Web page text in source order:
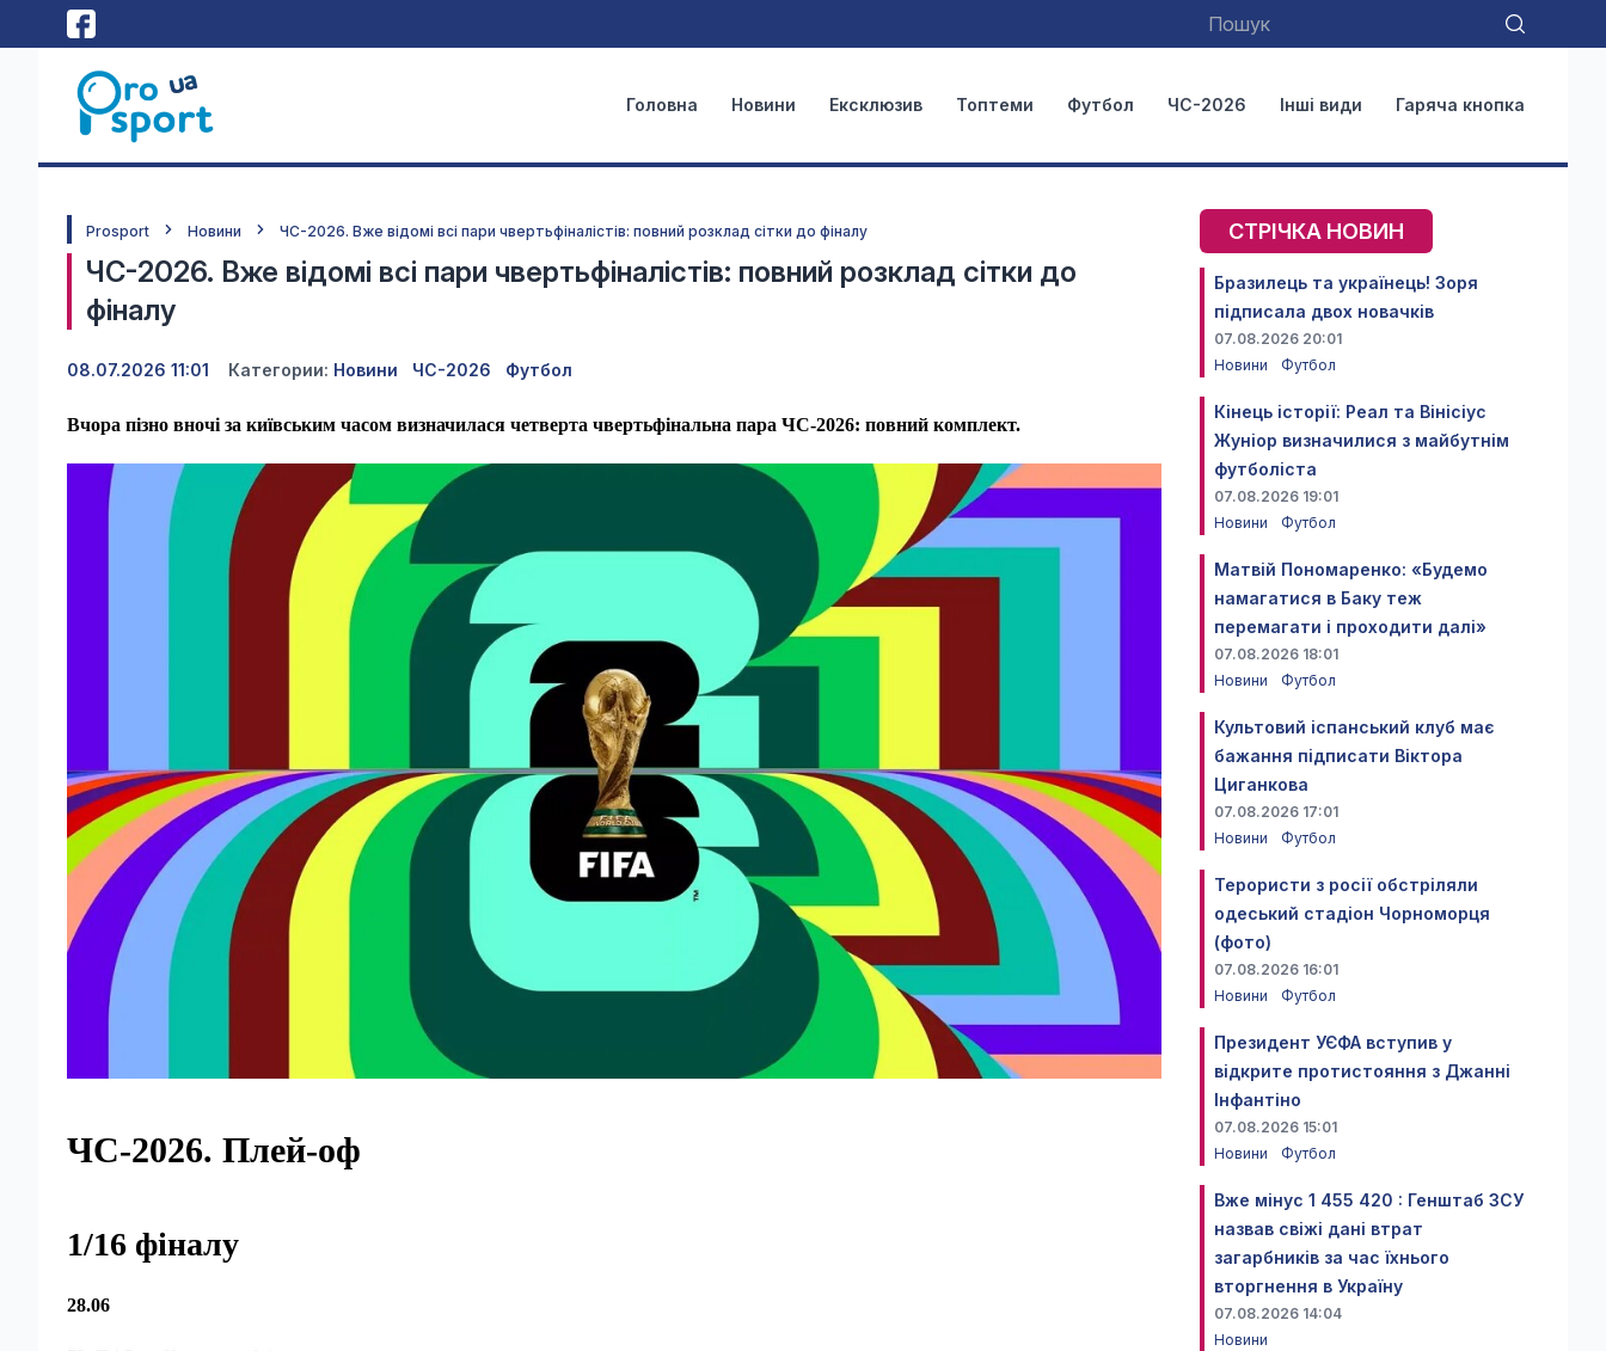
Головна Новини Ексклюзив Топтеми Футбол ЧС-2026 Інші види Гаряча кнопка
Prosport Новини ЧС-2026. Вже відомі всі пари чвертьфіналістів: повний розклад сітки до фіналу
ЧС-2026. Вже відомі всі пари чвертьфіналістів: повний розклад сітки до
фіналу
08.07.2026 11:01 Категории: Новини ЧС-2026 Футбол
Вчора пізно вночі за київським часом визначилася четверта чвертьфінальна пара ЧС-2026: повний комплект.
ЧС-2026. Плей-оф
1/16 фіналу
28.06
СТРІЧКА НОВИН
Бразилець та українець! Зоря
підписала двох новачків
07.08.2026 20:01
Новини
Футбол
Кінець історії: Реал та Вінісіус
Жуніор визначилися з майбутнім
футболіста
07.08.2026 19:01
Новини
Футбол
Матвій Пономаренко: «Будемо
намагатися в Баку теж
перемагати і проходити далі»
07.08.2026 18:01
Новини
Футбол
Культовий іспанський клуб має
бажання підписати Віктора
Циганкова
07.08.2026 17:01
Новини
Футбол
Терористи з росії обстріляли
одеський стадіон Чорноморця
(фото)
07.08.2026 16:01
Новини
Футбол
Президент УЄФА вступив у
відкрите протистояння з Джанні
Інфантіно
07.08.2026 15:01
Новини
Футбол
Вже мінус 1 455 420 : Генштаб ЗСУ
назвав свіжі дані втрат
загарбників за час їхнього
вторгнення в Україну
07.08.2026 14:04
Новини